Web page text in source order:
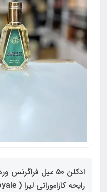
ادکلن 50 میل